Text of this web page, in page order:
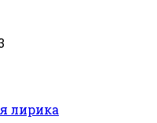
лирика